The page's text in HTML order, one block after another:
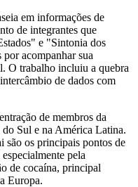
em informações de
de integrantes que
e "Sintonia dos
por acompanhar sua
O trabalho incluiu a quebra
de dados com
de membros da
Sul e na América Latina.
são os principais pontos de
pela
de cocaína, principal
Europa.